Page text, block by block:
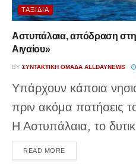
ΤΑΞΊΔΙΑ
Αστυπάλαια, απόδραση
Αιγαίου»
BY ΣΥΝΤΑΚΤΙΚΉ ΟΜΆΔΑ ALLDAYNEWS
Υπάρχουν κάποια
πριν ακόμα πατήσεις
Η Αστυπάλαια, το
READ MOREDETAILS